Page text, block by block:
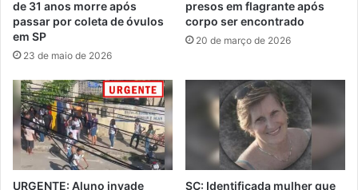
de 31 anos morre após
passar por coleta de óvulos
em SP
23 de maio de 2026
presos em flagrante após
corpo ser encontrado
20 de março de 2026
URGENTE: Aluno invade SC: Identificada mulher que